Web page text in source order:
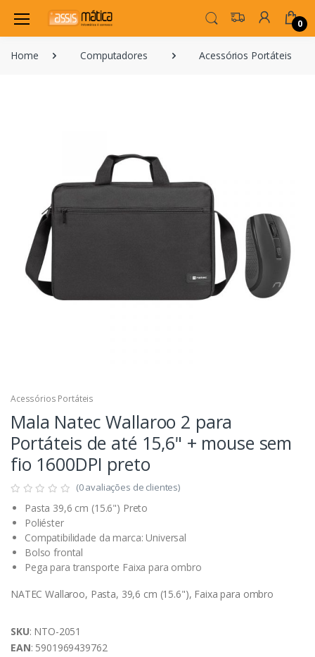
0
Home Computadores Acessórios Portáteis
Acessórios Portáteis
Mala Natec Wallaroo 2 para
Portáteis de até 15,6" + mouse sem
fio 1600DPI preto
(0 avaliações de clientes)
Pasta 39,6 cm (15.6") Preto
Poliéster
Compatibilidade da marca: Universal
Bolso frontal
Pega para transporte Faixa para ombro
NATEC Wallaroo, Pasta, 39,6 cm (15.6"), Faixa para ombro
SKU: NTO-2051
EAN: 5901969439762